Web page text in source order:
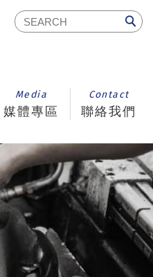
Media
媒體專區
Contact
聯絡我們